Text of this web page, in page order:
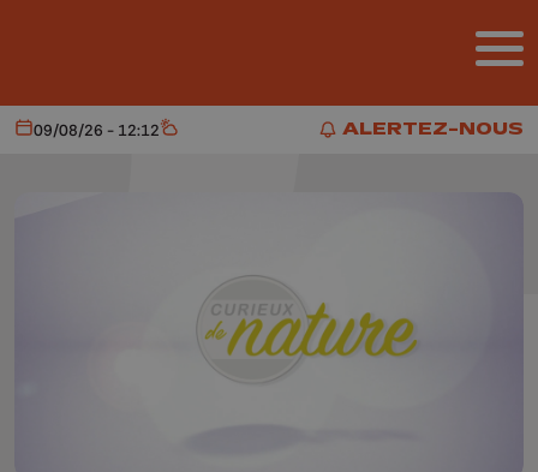
ALERTEZ-NOUS
ALERTEZ-NOUS
Aujourd'hui
09/08/26 - 12:12 Météo